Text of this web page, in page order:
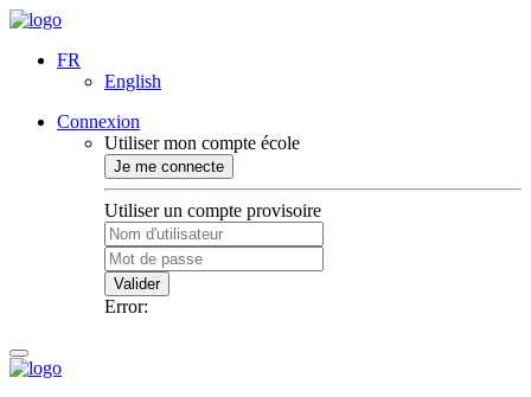
FR
English
Connexion
Utiliser mon compte école
Je me connecte
Utiliser un compte provisoire
Valider
Error: